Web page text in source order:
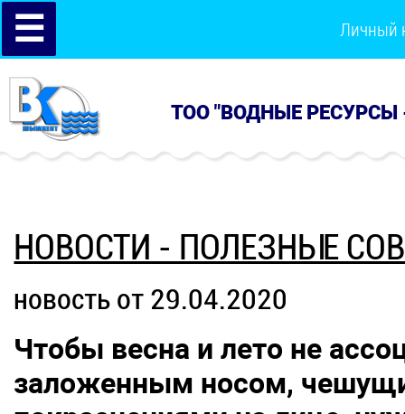
☰ Личный
ТОО "ВОДНЫЕ РЕСУРСЫ
НОВОСТИ - ПОЛЕЗНЫЕ
новость от 29.04.2020
Чтобы весна и лето не
заложенным носом,